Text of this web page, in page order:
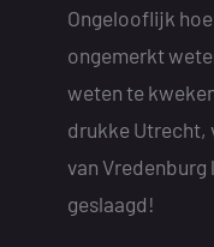
Ongelooflijk
ongemerkt
weten te
drukke Utrecht,
van Vredenburg
geslaagd!